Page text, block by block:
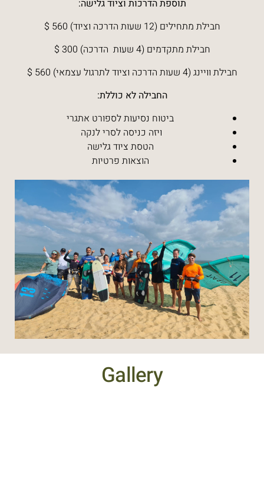
תוספת הדרכות וציוד גלישה:
חבילת מתחילים (12 שעות הדרכה וציוד) 560 $
חבילת מתקדמים (4 שעות הדרכה) 300 $
חבילת וויינג (4 שעות הדרכה וציוד לתרגול עצמאי) 560 $
החבילה לא כוללת:
ביטוח נסיעות לספורט אתגרי
ויזה כניסה לסרי לנקה
הטסת ציוד גלישה
הוצאות פרטיות
Gallery